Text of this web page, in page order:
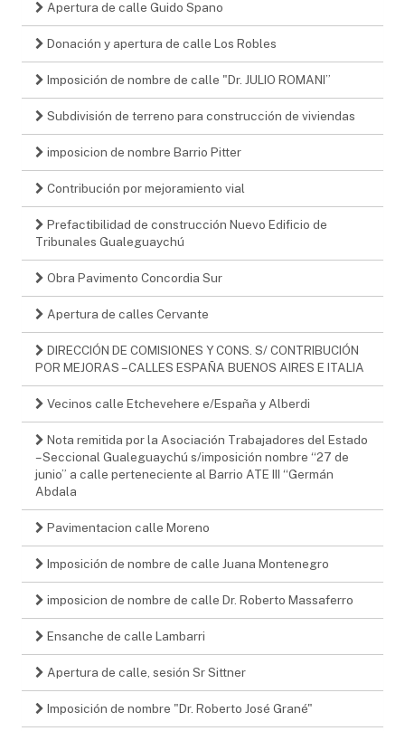
Apertura de calle Guido Spano
Donación y apertura de calle Los Robles
Imposición de nombre de calle "Dr. JULIO ROMANI”
Subdivisión de terreno para construcción de viviendas
imposicion de nombre Barrio Pitter
Contribución por mejoramiento vial
Prefactibilidad de construcción Nuevo Edificio de
Tribunales Gualeguaychú
Obra Pavimento Concordia Sur
Apertura de calles Cervante
DIRECCIÓN DE COMISIONES Y CONS. S/ CONTRIBUCIÓN
POR MEJORAS – CALLES ESPAÑA BUENOS AIRES E ITALIA
Vecinos calle Etchevehere e/España y Alberdi
Nota remitida por la Asociación Trabajadores del Estado
– Seccional Gualeguaychú s/imposición nombre “27 de
junio” a calle perteneciente al Barrio ATE III “Germán
Abdala
Pavimentacion calle Moreno
Imposición de nombre de calle Juana Montenegro
imposicion de nombre de calle Dr. Roberto Massaferro
Ensanche de calle Lambarri
Apertura de calle, sesión Sr Sittner
Imposición de nombre "Dr. Roberto José Grané"